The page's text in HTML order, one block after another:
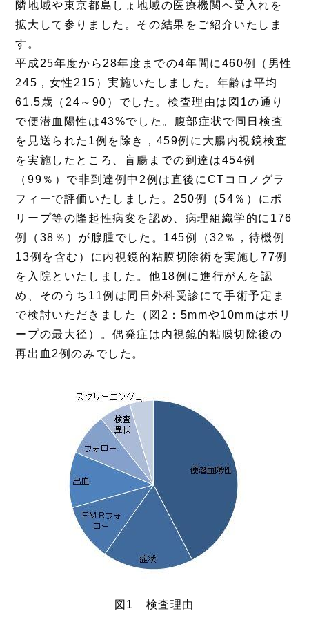
隣地域や東京都島しょ地域の医療機関へ受入れを
拡大して参りました。その結果をご紹介いたしま
す。
平成25年度から28年度までの4年間に460例（男性
245，女性215）実施いたしました。年齢は平均
61.5歳（24～90）でした。検査理由は図1の通り
で便潜血陽性は43%でした。腹部症状で同日検査
を見送られた1例を除き，459例に大腸内視鏡検査
を実施したところ、盲腸までの到達は454例
（99％）で非到達例中2例は直後にCTコロノグラ
フィーで評価いたしました。250例（54％）にポ
リープ等の隆起性病変を認め、病理組織学的に176
例（38％）が腺腫でした。145例（32％，待機例
13例を含む）に内視鏡的粘膜切除術を実施し77例
を入院といたしました。他18例に進行がんを認
め、そのうち11例は同日外科受診にて手術予定ま
で検討いただきました（図2：5mmや10mmはポリ
ープの最大径）。偶発症は内視鏡的粘膜切除後の
再出血2例のみでした。
図1 検査理由